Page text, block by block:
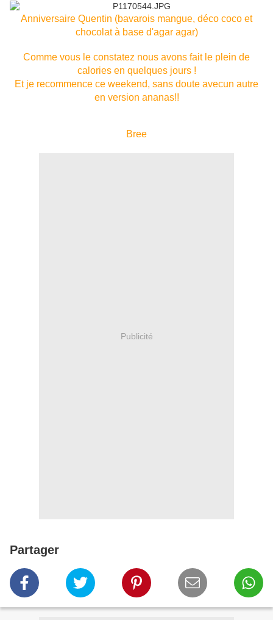
Anniversaire Quentin (bavarois mangue, déco coco et
chocolat à base d'agar agar)
Comme vous le constatez nous avons fait le plein de
calories en quelques jours !
Et je recommence ce weekend, sans doute avecun autre
en version ananas!!
Bree
Publicité
Partager